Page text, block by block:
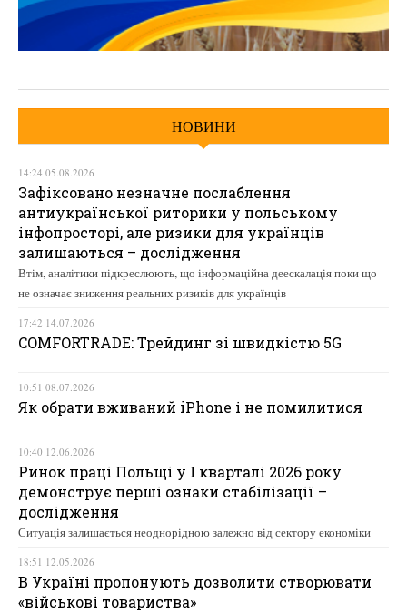
НОВИНИ
14:24 05.08.2026
Зафіксовано незначне послаблення
антиукраїнської риторики у польському
інфопросторі, але ризики для українців
залишаються – дослідження
Втім, аналітики підкреслюють, що інформаційна деескалація поки що
не означає зниження реальних ризиків для українців
17:42 14.07.2026
COMFORTRADE: Трейдинг зі швидкістю 5G
10:51 08.07.2026
Як обрати вживаний iPhone і не помилитися
10:40 12.06.2026
Ринок праці Польщі у І кварталі 2026 року
демонструє перші ознаки стабілізації –
дослідження
Ситуація залишається неоднорідною залежно від сектору економіки
18:51 12.05.2026
В Україні пропонують дозволити створювати
«військові товариства»